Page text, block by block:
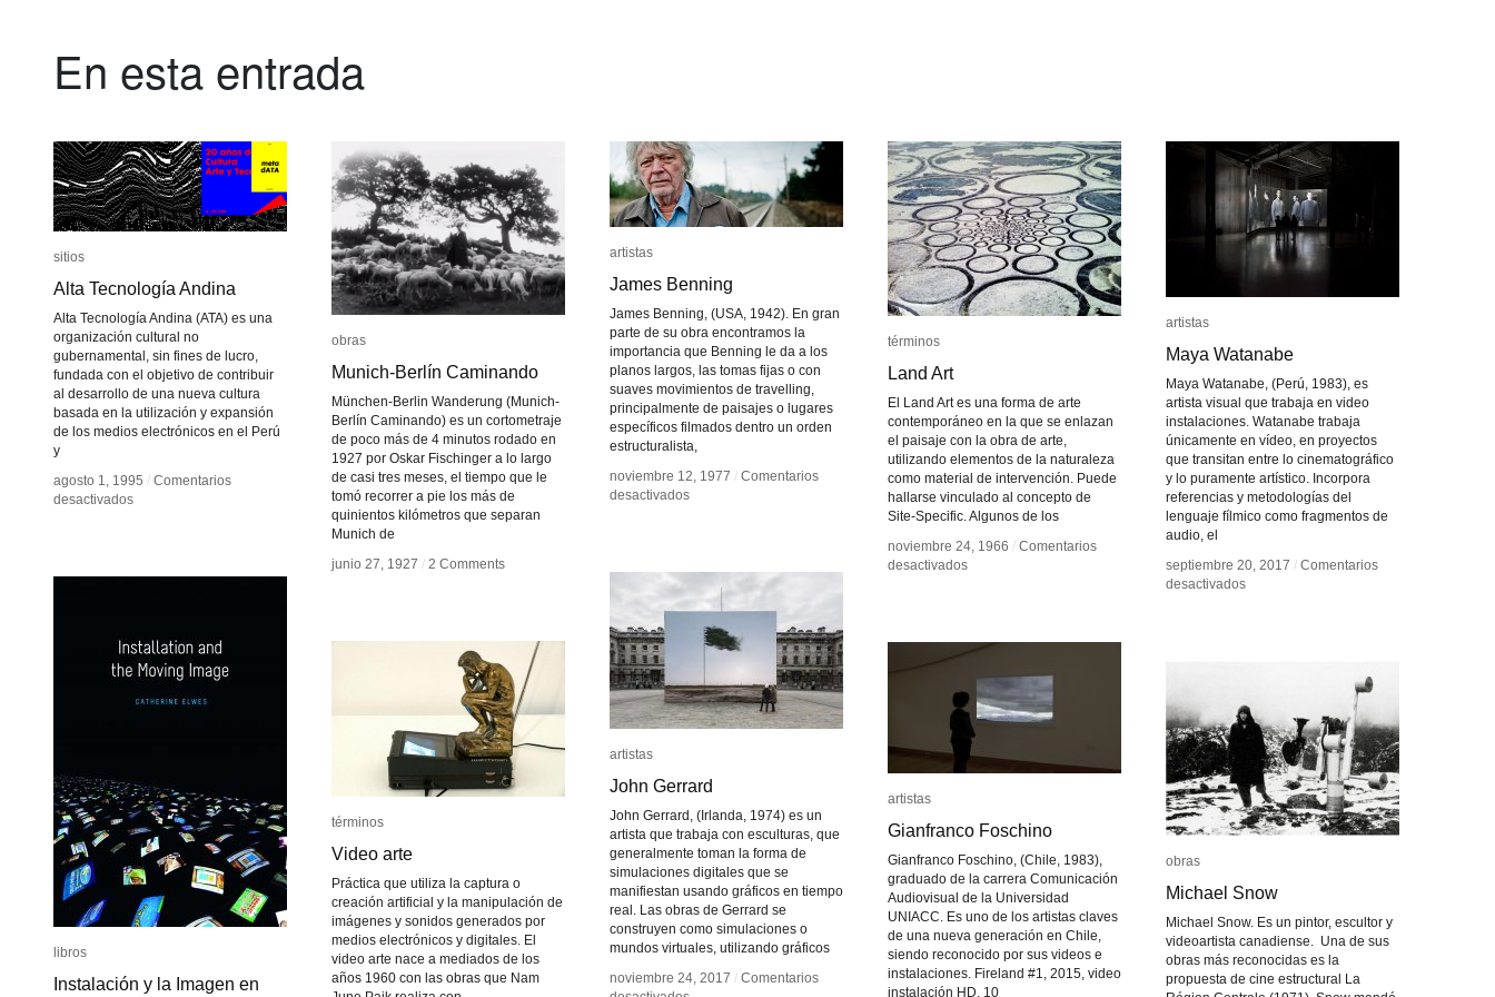
En esta entrada
sitios
Alta Tecnología Andina
Alta Tecnología Andina (ATA) es una
organización cultural no
gubernamental, sin fines de lucro,
fundada con el objetivo de contribuir
al desarrollo de una nueva cultura
basada en la utilización y expansión
de los medios electrónicos en el Perú
y
agosto 1, 1995 / Comentarios
desactivadosen
sitios
Alta Tecnología Andina
agosto 1, 1995 / Comentarios
desactivadosen
obras
Munich-Berlín Caminando
München-Berlin Wanderung (Munich-
Berlín Caminando) es un cortometraje
de poco más de 4 minutos rodado en
1927 por Oskar Fischinger a lo largo
de casi tres meses, el tiempo que le
tomó recorrer a pie los más de
quinientos kilómetros que separan
Munich de
junio 27, 1927 / 2 Comments
obras
Munich-Berlín Caminando
junio 27, 1927 / 2 Comments
artistas
James Benning
James Benning, (USA, 1942). En gran
parte de su obra encontramos la
importancia que Benning le da a los
planos largos, las tomas fijas o con
suaves movimientos de travelling,
principalmente de paisajes o lugares
específicos filmados dentro un orden
estructuralista,
noviembre 12, 1977 / Comentarios
desactivadosen
artistas
James Benning
noviembre 12, 1977 / Comentarios
desactivadosen
términos
Land Art
El Land Art es una forma de arte
contemporáneo en la que se enlazan
el paisaje con la obra de arte,
utilizando elementos de la naturaleza
como material de intervención. Puede
hallarse vinculado al concepto de
Site-Specific. Algunos de los
noviembre 24, 1966 / Comentarios
desactivadosen
términos
Land Art
noviembre 24, 1966 / Comentarios
desactivadosen
artistas
Maya Watanabe
Maya Watanabe, (Perú, 1983), es
artista visual que trabaja en video
instalaciones. Watanabe trabaja
únicamente en vídeo, en proyectos
que transitan entre lo cinematográfico
y lo puramente artístico. Incorpora
referencias y metodologías del
lenguaje fílmico como fragmentos de
audio, el
septiembre 20, 2017 / Comentarios
desactivadosen
artistas
Maya Watanabe
septiembre 20, 2017 / Comentarios
desactivadosen
artistas
John Gerrard
John Gerrard, (Irlanda, 1974) es un
artista que trabaja con esculturas, que
generalmente toman la forma de
simulaciones digitales que se
manifiestan usando gráficos en tiempo
real. Las obras de Gerrard se
construyen como simulaciones o
mundos virtuales, utilizando gráficos
noviembre 24, 2017 / Comentarios
artistas
John Gerrard
noviembre 24, 2017 / Comentarios
libros
Instalación y la Imagen en
libros
Instalación y la Imagen en
términos
Video arte
Práctica que utiliza la captura o
creación artificial y la manipulación de
imágenes y sonidos generados por
medios electrónicos y digitales. El
video arte nace a mediados de los
años 1960 con las obras que Nam
términos
Video arte
artistas
Gianfranco Foschino
Gianfranco Foschino, (Chile, 1983),
graduado de la carrera Comunicación
Audiovisual de la Universidad
UNIACC. Es uno de los artistas claves
de una nueva generación en Chile,
siendo reconocido por sus videos e
instalaciones. Fireland #1, 2015, video
instalación HD, 10
artistas
Gianfranco Foschino
obras
Michael Snow
Michael Snow. Es un pintor, escultor y
videoartista canadiense. Una de sus
obras más reconocidas es la
propuesta de cine estructural La
obras
Michael Snow